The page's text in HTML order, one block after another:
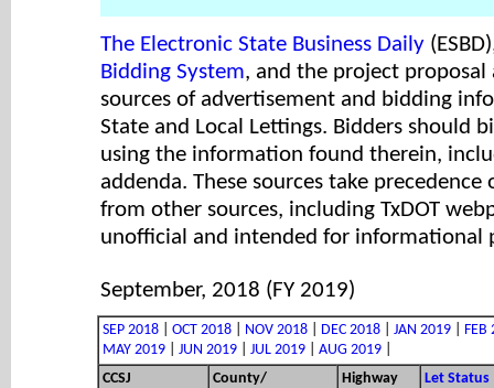
The Electronic State Business Daily
Bidding System, and the project
sources of advertisement and bidding
State and Local Lettings. Bidders should
using the information found therein,
addenda. These sources take
from other sources, including TxDOT
unofficial and intended for informational
September, 2018 (FY 2019)
SEP 2018 OCT 2018 NOV 2018 DEC 2018 JAN 2019
FEB
MAY 2019
JUN 2019 JUL 2019 AUG 2019
CCSJ
County/
Highway Let Status